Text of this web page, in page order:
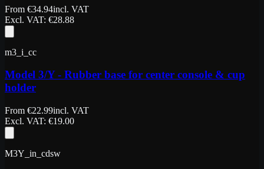
From €34.94incl. VAT
Excl. VAT: €28.88
m3_i_cc
Model 3/Y - Rubber base for center console & cup
holder
From €22.99incl. VAT
Excl. VAT: €19.00
M3Y_in_cdsw